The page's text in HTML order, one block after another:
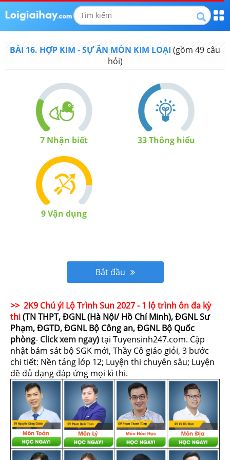
BÀI 16. HỢP KIM - SỰ ĂN MÒN KIM LOẠI (gồm 49 câu
hỏi)
7 Nhận biết 33 Thông hiểu
9Vận dụng
Bắt đầu
>> 2K9 Chú ý! Lộ Trình Sun 2027 - 1 lộ trình ôn đa kỳ
thi(TN THPT, ĐGNL (Hà Nội/ Hồ Chí Minh), ĐGNL Sư
Phạm, ĐGTD, ĐGNL Bộ Công an, ĐGNL Bộ Quốc
phòng- Click xem ngay)tại Tuyensinh247.com. Cập
nhật bám sát bộ SGK mới, Thầy Cô giáo giỏi, 3 bước
chi tiết: Nền tảng lớp 12; Luyện thi chuyên sâu; Luyện
đề đủ dạng đáp ứng mọi kì thi.